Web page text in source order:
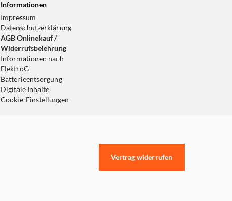
Informationen
Impressum
Datenschutzerklärung
AGB Onlinekauf /
Widerrufsbelehrung
Informationen nach
ElektroG
Batterieentsorgung
Digitale Inhalte
Cookie-Einstellungen
Vertrag widerrufen